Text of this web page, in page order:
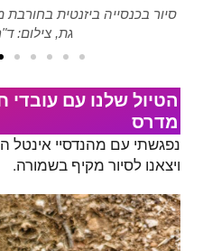
סיור בכנסייה ביזנטית
גת, צילום:
הטיול שלנו עם
מדרס
נפגשתי עם מהנדסיי אינטל
ויצאנו לסיור מקיף בשמורה.